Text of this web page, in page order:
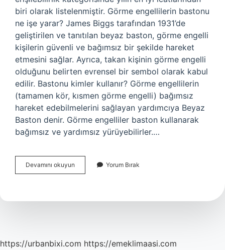
biri olarak listelenmiştir. Görme engellilerin bastonu
ne işe yarar? James Biggs tarafından 1931’de
geliştirilen ve tanıtılan beyaz baston, görme engelli
kişilerin güvenli ve bağımsız bir şekilde hareket
etmesini sağlar. Ayrıca, takan kişinin görme engelli
olduğunu belirten evrensel bir sembol olarak kabul
edilir. Bastonu kimler kullanır? Görme engellilerin
(tamamen kör, kısmen görme engelli) bağımsız
hareket edebilmelerini sağlayan yardımcıya Beyaz
Baston denir. Görme engelliler baston kullanarak
bağımsız ve yardımsız yürüyebilirler.…
Devamını okuyun
Bastonlar
Yarar
Yorum Bırak
https://urbanbixi.com https://emeklimaasi.com